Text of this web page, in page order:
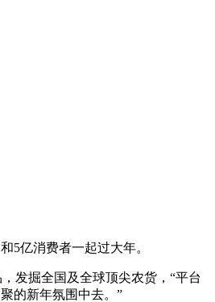
5亿消费者一起过大年。
发掘全国及全球顶尖农货，“平台
的新年氛围中去。”